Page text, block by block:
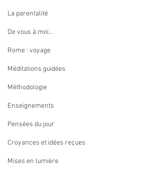
La parentalité
De vous à moi...
Rome : voyage
Méditations guidées
Méthodologie
Enseignements
Pensées du jour
Croyances et idées reçues
Mises en lumière